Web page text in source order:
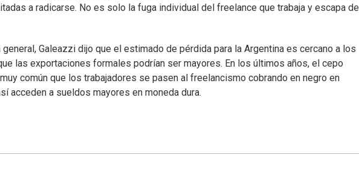
a radicarse. No es solo la fuga individual del freelance que trabaja y escapa de
Galeazzi dijo que el estimado de pérdida para la Argentina es cercano a los
las exportaciones formales podrían ser mayores. En los últimos años, el cepo
común que los trabajadores se pasen al freelancismo cobrando en negro en
acceden a sueldos mayores en moneda dura.